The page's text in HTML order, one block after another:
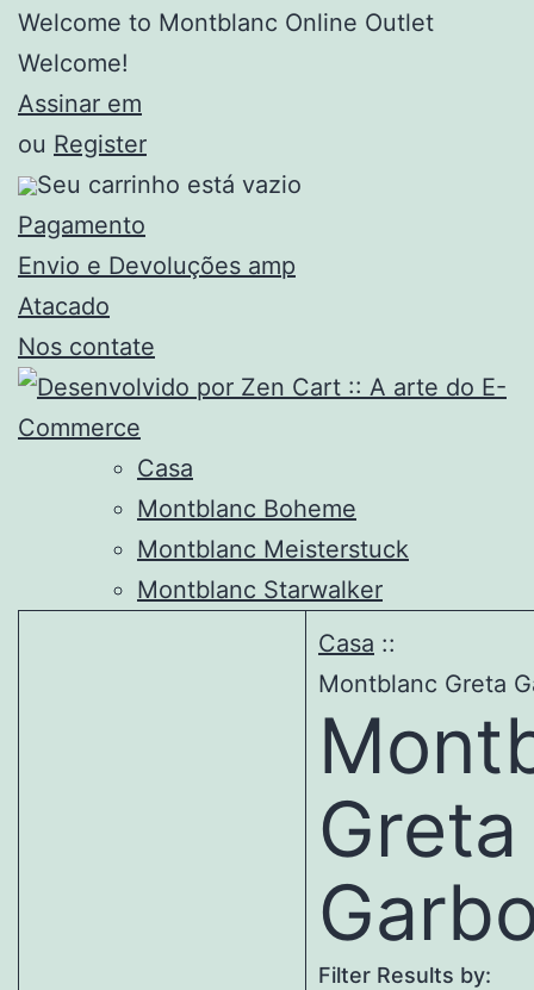
Welcome to Montblanc Online Outlet
Welcome!
Assinar em
ou Register
Seu carrinho está vazio
Pagamento
Envio e Devoluções amp
Atacado
Nos contate
Casa
Montblanc Boheme
Montblanc Meisterstuck
Montblanc Starwalker
Casa ::
Montblanc Greta
Greta
Filter Results by: